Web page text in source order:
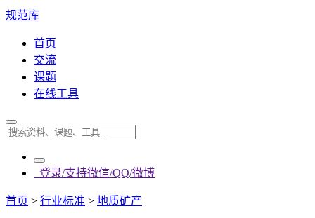
规范库
首页
交流
课题
在线工具
登录/支持微信/QQ/微博
首页 > 行业标准 > 地质矿产